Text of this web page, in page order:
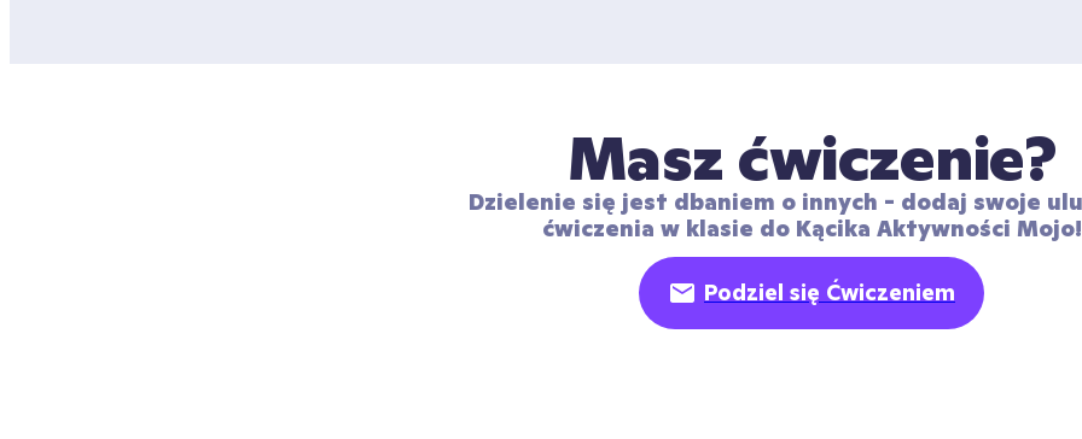
Masz ćwiczenie?
Dzielenie się jest dbaniem o innych - dodaj swoje
ćwiczenia w klasie do Kącika Aktywności Mojo!
Podziel się Ćwiczeniem